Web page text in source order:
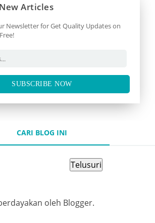
Articles
Newsletter for Get Quality Updates on
SUBSCRIBE NOW
CARI BLOG INI
oleh Blogger.